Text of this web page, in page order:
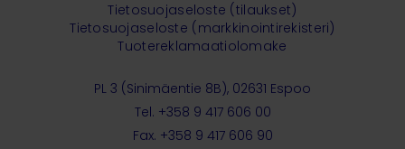
PL 3 (Sinimäentie 8B), 02631 Espoo
Tel. +358 9 417 606 00
Fax. +358 9 417 606 90
Tietosuojaseloste (tilaukset)
Tietosuojaseloste (markkinointirekisteri)
Tuotereklamaatiolomake